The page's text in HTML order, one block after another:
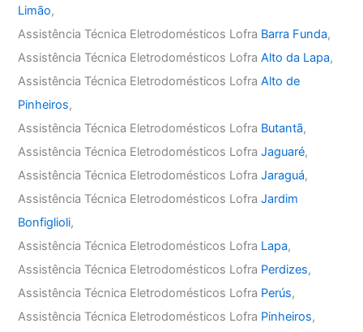
Limão,
Assistência Técnica Eletrodomésticos Lofra Barra Funda,
Assistência Técnica Eletrodomésticos LofraAlto da Lapa,
Assistência Técnica Eletrodomésticos LofraAlto de
Pinheiros,
Assistência Técnica Eletrodomésticos Lofra Butantã,
Assistência Técnica Eletrodomésticos LofraJaguaré,
Assistência Técnica Eletrodomésticos LofraJaraguá,
Assistência Técnica Eletrodomésticos LofraJardim
Bonfiglioli,
Assistência Técnica Eletrodomésticos Lofra Lapa,
Assistência Técnica Eletrodomésticos Lofra Perdizes,
Assistência Técnica Eletrodomésticos Lofra Perús,
Assistência Técnica Eletrodomésticos Lofra Pinheiros,